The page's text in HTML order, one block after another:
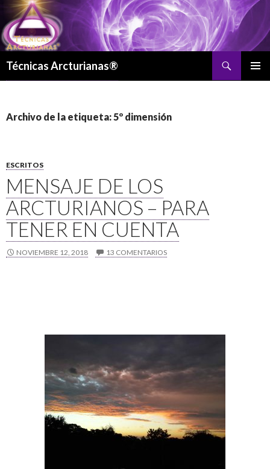
Técnicas Arcturianas®
Archivo de la etiqueta: 5º dimensión
ESCRITOS
MENSAJE DE LOS
ARCTURIANOS – PARA
TENER EN CUENTA
NOVIEMBRE 12, 2018 13 COMENTARIOS